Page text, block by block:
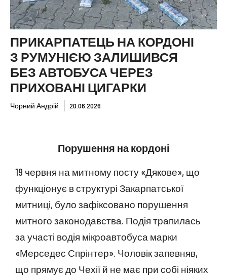
ПРИКАРПАТЕЦЬ НА КОРДОНІ
З РУМУНІЄЮ ЗАЛИШИВСЯ
БЕЗ АВТОБУСА ЧЕРЕЗ
ПРИХОВАНІ ЦИГАРКИ
Чорний Андрій 20.06.2026
Порушення на кордоні
19 червня на митному посту «Дякове», що
функціонує в структурі Закарпатської
митниці, було зафіксовано порушення
митного законодавства. Подія трапилась
за участі водія мікроавтобуса марки
«Мерседес Спрінтер». Чоловік запевняв,
що прямує до Чехії й не має при собі ніяких